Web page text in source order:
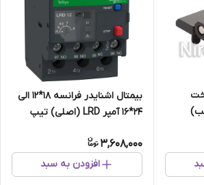
تخت
بیمتال اشنایدر فرانسه 18*12 الی
24*16 آمپر LRD (اصلی) تیپ
3,608,000
افزودن به سبد